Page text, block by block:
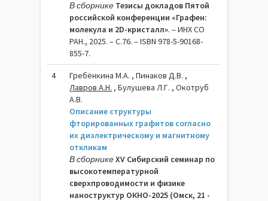
В сборнике Тезисы докладов Пятой
российской конференции «Графен:
молекула и 2D-кристалл». – ИНХ СО
РАН., 2025. – C.76. – ISBN 978-5-90168-
855-7.
4
Гребёнкина М.A. , Пинаков Д.В. ,
Лавров А.Н. , Булушева Л.Г. , Окотруб
А.В.
Описание структуры
фторированных графитов согласно
их диэлектрическому и магнитному
откликам
В сборникеXV Сибирский семинар по
высокотемпературной
сверхпроводимости и физике
наноструктур ОКНО-2025 (Омск, 21 -